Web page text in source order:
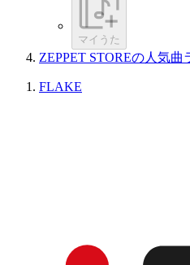
マイうた
ZEPPET STOREの人気
FLAKE